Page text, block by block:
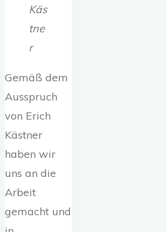
Käs
tne
r
Gemäß dem
Ausspruch
von Erich
Kästner
haben wir
uns an die
Arbeit
gemacht und